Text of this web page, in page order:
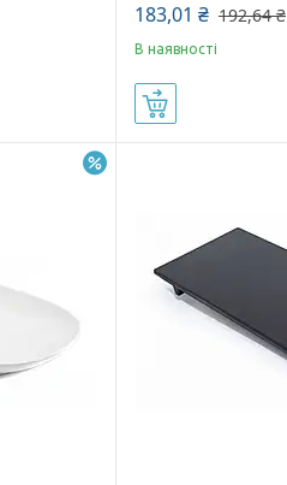
183,01 ₴ 192,64 ₴
В наявності